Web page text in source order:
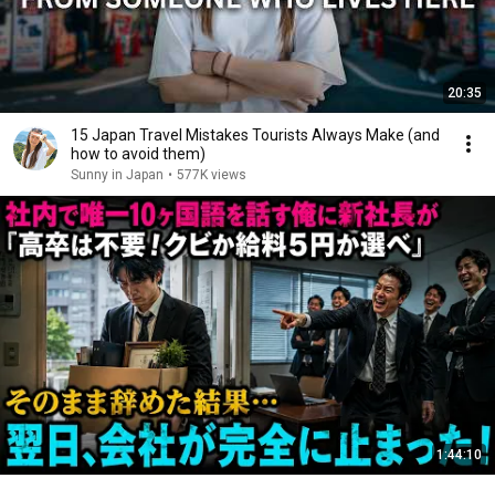
20:35
15 Japan Travel Mistakes Tourists Always Make (and
how to avoid them)
Sunny in Japan • 577K views
1:44:10